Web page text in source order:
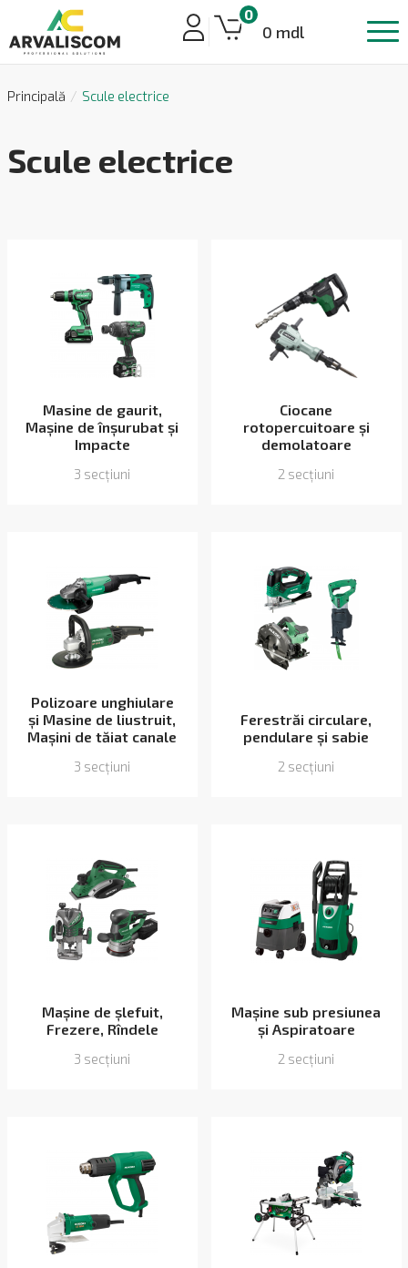
0
0 mdl
Principală Scule electrice
Scule electrice
Masine de gaurit,
Mașine de înșurubat și
Impacte
3 secțiuni
Ciocane
rotopercuitoare și
demolatoare
2 secțiuni
Polizoare unghiulare
și Masine de liustruit,
Mașini de tăiat canale
3 secțiuni
Ferestrăi circulare,
pendulare și sabie
2 secțiuni
Mașine de șlefuit,
Frezere, Rîndele
3 secțiuni
Mașine sub presiunea
și Aspiratoare
2 secțiuni